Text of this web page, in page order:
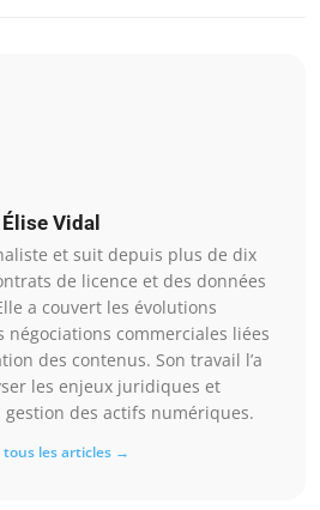
Élise Vidal
et suit depuis plus de dix
de licence et des données
a couvert les évolutions
négociations commerciales liées
des contenus. Son travail l’a
les enjeux juridiques et
gestion des actifs numériques.
tous les articles →